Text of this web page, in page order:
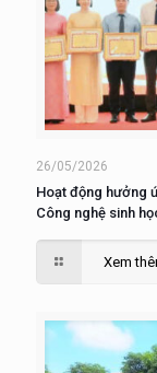
26/05/2026
Hoạt động hưởng
Công nghệ sinh
Xem